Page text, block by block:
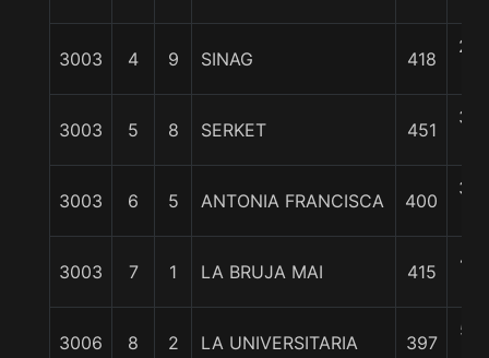
3003 4 9 SINAG 418
2
3003 5 8 SERKET 451
3
3003 6 5 ANTONIA FRANCISCA 400
3
3003 7 1 LA BRUJA MAI 415
4
3006 8 2 LA UNIVERSITARIA 397
5